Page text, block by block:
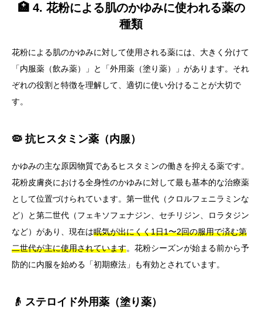
🏥 4. 花粉による肌のかゆみに使われる薬の
種類
花粉による肌のかゆみに対して使用される薬には、大きく分けて
「内服薬（飲み薬）」と「外用薬（塗り薬）」があります。それ
ぞれの役割と特徴を理解して、適切に使い分けることが大切で
す。
🦠 抗ヒスタミン薬（内服）
かゆみの主な原因物質であるヒスタミンの働きを抑える薬です。
花粉皮膚炎における全身性のかゆみに対して最も基本的な治療薬
として位置づけられています。第一世代（クロルフェニラミンな
ど）と第二世代（フェキソフェナジン、セチリジン、ロラタジン
など）があり、現在は眠気が出にくく1日1〜2回の服用で済む第
二世代が主に使用されています。花粉シーズンが始まる前から予
防的に内服を始める「初期療法」も有効とされています。
👴 ステロイド外用薬（塗り薬）